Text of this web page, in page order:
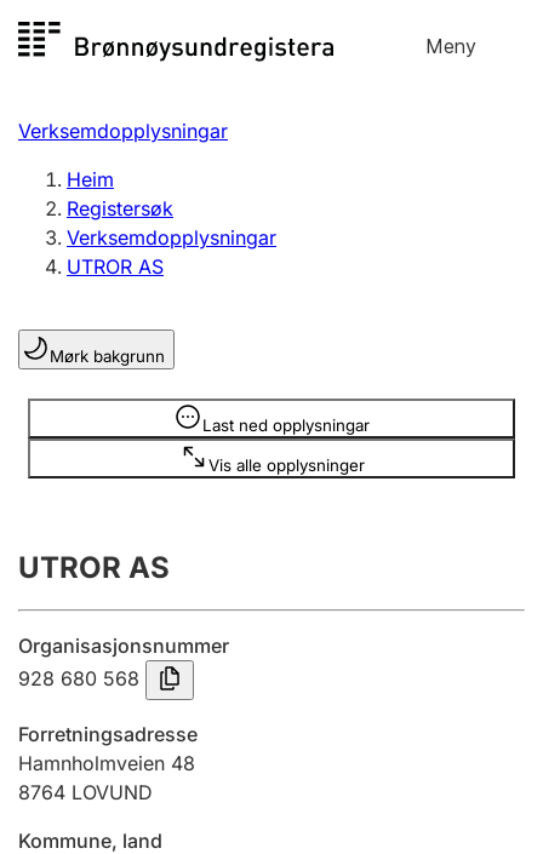
til
Meny
Registersøk
Aksjeselskap
Enkeltpersonføretak
Registrere, endre, slette
Lag og foreining
Registrere, endre, slette
Årsrekneskap
Innsending og forseinkingsgebyr
Jeger
Verksemdopplysningar
Heim
Registersøk
Verksemdopplysningar
UTROR AS
Mørk bakgrunn
Last ned opplysningar
Vis alle opplysninger
Opplysninger er skjult
UTROR AS
Organisasjonsnummer
928 680 568
Forretningsadresse
Hamnholmveien 48
8764 LOVUND
Kommune, land